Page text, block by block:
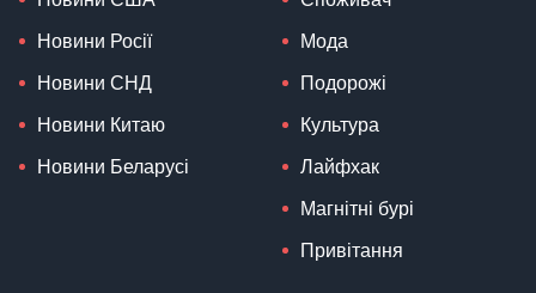
Новини Росії
Новини СНД
Новини Китаю
Новини Беларусі
Мода
Подорожі
Культура
Лайфхак
Магнітні бурі
Привітання